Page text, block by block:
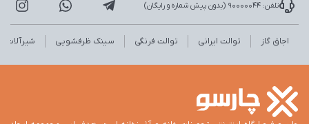
تلفن: 90000044 (بدون پیش شماره و رایگان)
اجاق گاز توالت ایرانی توالت فرنگی سینک ظرفشویی شیرآلات